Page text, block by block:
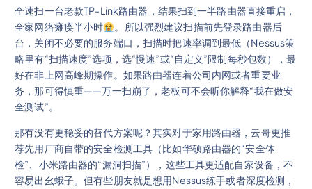
全速扫一台老款TP-Link路由器，结果扫到一半路由器直接重启，
全家网络瘫痪半小时
。所以强烈建议扫描前先登录路由器后
台，关闭不必要的服务端口，扫描时把速率调到最低（Nessus策
略里有“扫描速度”选项，选“慢速”或“自定义”限制每秒包数），最
好在非上网高峰期操作。如果路由器连着公司内网或者重要业
务，那可得慎重——万一扫崩了，老板可不会听你解释“我在做安
全测试”。
那有没有更稳妥的替代方案呢？其实对于家用路由器，云哥更推
荐先用厂商自带的安全检测工具（比如华硕路由器的“安全体
检”、小米路由器的“漏洞扫描”），这些工具更适配自家设备，不
容易出幺蛾子。但有些朋友就是想用Nessus练手或者深度检测，